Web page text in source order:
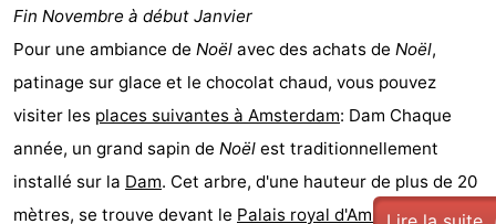
Fin Novembre à début Janvier
Pour une ambiance de Noël avec des achats de Noël,
patinage sur glace et le chocolat chaud, vous pouvez
visiter les places suivantes à Amsterdam: Dam Chaque
année, un grand sapin de Noël est traditionnellement
installé sur la Dam. Cet arbre, d'une hauteur de plus de 20
mètres, se trouve devant le Palais royal d'Ams ...